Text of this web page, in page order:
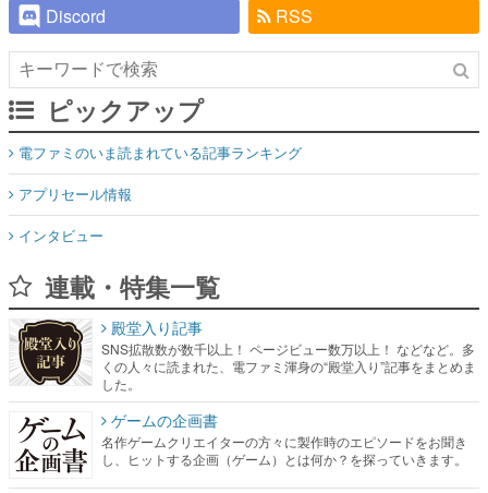
Discord
RSS
ピックアップ
電ファミのいま読まれている記事ランキング
アプリセール情報
インタビュー
連載・特集一覧
殿堂入り記事
SNS拡散数が数千以上！ ページビュー数万以上！ などなど。多
くの人々に読まれた、電ファミ渾身の“殿堂入り”記事をまとめま
した。
ゲームの企画書
名作ゲームクリエイターの方々に製作時のエピソードをお聞き
し、ヒットする企画（ゲーム）とは何か？を探っていきます。